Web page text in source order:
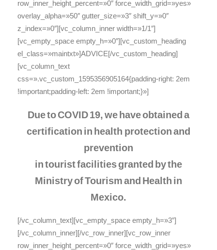
Due to COVID 19, we have obtained a
certification in health protection and
prevention
in tourist facilities granted by the
Ministry of Tourism and Health in
Mexico.
[/vc_column_text][vc_empty_space empty_h=»3″]
[/vc_column_inner][/vc_row_inner][vc_row_inner
row_inner_height_percent=»0″ force_width_grid=»yes»